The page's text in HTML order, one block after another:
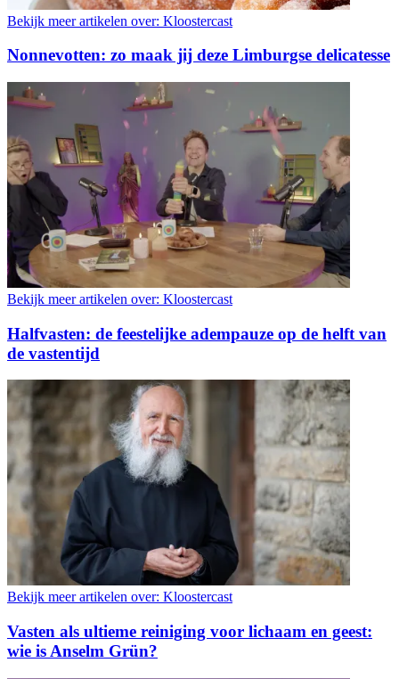
Bekijk meer artikelen over: Kloostercast
Nonnevotten: zo maak jij deze Limburgse delicatesse
Bekijk meer artikelen over: Kloostercast
Halfvasten: de feestelijke adempauze op de helft van
de vastentijd
Bekijk meer artikelen over: Kloostercast
Vasten als ultieme reiniging voor lichaam en geest:
wie is Anselm Grün?